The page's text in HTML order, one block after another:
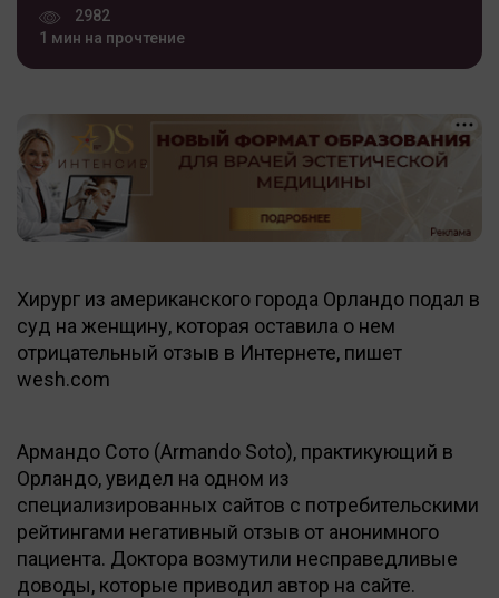
2982
1 мин на прочтение
Хирург из американского города Орландо подал в
суд на женщину, которая оставила о нем
отрицательный отзыв в Интернете, пишет
wesh.com
Армандо Сото (Armando Soto), практикующий в
Орландо, увидел на одном из
специализированных сайтов с потребительскими
рейтингами негативный отзыв от анонимного
пациента. Доктора возмутили несправедливые
доводы, которые приводил автор на сайте.